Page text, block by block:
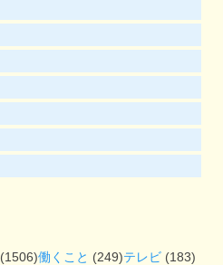
(1506)働くこと (249)テレビ (183)